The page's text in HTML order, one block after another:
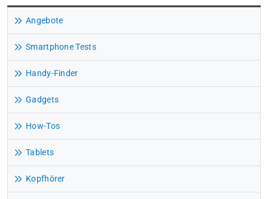
Angebote
Smartphone Tests
Handy-Finder
Gadgets
How-Tos
Tablets
Kopfhörer